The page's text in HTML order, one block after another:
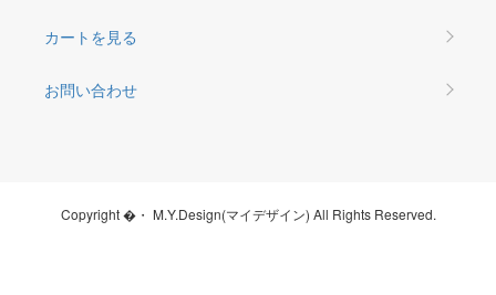
カートを見る
お問い合わせ
Copyright �・ M.Y.Design(マイデザイン) All Rights Reserved.